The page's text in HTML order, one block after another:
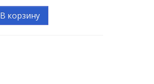
В корзину